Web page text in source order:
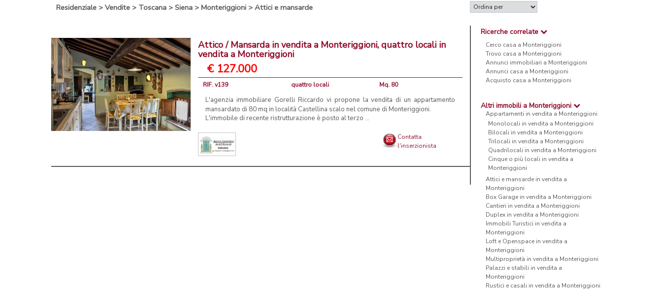
Residenziale > Vendite > Toscana > Siena > Monteriggioni > Attici e mansarde
Attico / Mansarda in vendita a Monteriggioni, quattro locali in
vendita a Monteriggioni
€ 127.000
RIF. v139 quattro locali Mq. 80
L'agenzia immobiliare Gorelli Riccardo vi propone la vendita di un appartamento
mansardato di 80 mq in località Castellina scalo nel comune di Monteriggioni.
L'immobile di recente ristrutturazione è posto al terzo ...
Contatta
l'inserzionista
Ricerche correlate
Cerco casa a Monteriggioni
Trovo casa a Monteriggioni
Annunci immobiliari a Monteriggioni
Annunci casa a Monteriggioni
Acquisto casa a Monteriggioni
Altri immobili a Monteriggioni
Appartamenti in vendita a Monteriggioni
Monolocali in vendita a Monteriggioni
Bilocali in vendita a Monteriggioni
Trilocali in vendita a Monteriggioni
Quadrilocali in vendita a Monteriggioni
Cinque o più locali in vendita a
Monteriggioni
Attici e mansarde in vendita a
Monteriggioni
Box Garage in vendita a Monteriggioni
Cantieri in vendita a Monteriggioni
Duplex in vendita a Monteriggioni
Immobili Turistici in vendita a
Monteriggioni
Loft e Openspace in vendita a
Monteriggioni
Multiproprietà in vendita a Monteriggioni
Palazzi e stabili in vendita a
Monteriggioni
Rustici e casali in vendita a Monteriggioni